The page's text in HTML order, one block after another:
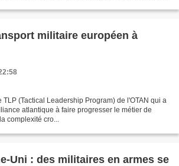
militaire européen à
(Tactical Leadership Program) de l'OTAN qui a
atlantique à faire progresser le métier de
complexité cro...
Uni : des militaires en armes se